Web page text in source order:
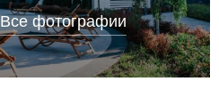
Все фотографии